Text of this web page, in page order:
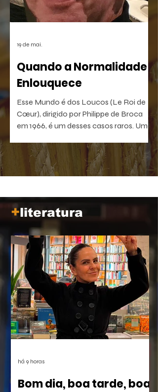
Quando a Normalidade
Enlouquece
Esse Mundo é dos Loucos (Le Roi de
Cœur), dirigido por Philippe de Broca
em 1966, é um desses casos raros. Uma
devastadora no que sugere. Um filme
que, quanto mais distante fica no
tempo, mais próximo parece de nós.
19 de mai.
+literatura
Bom dia, boa tarde, boa
há 9 horas